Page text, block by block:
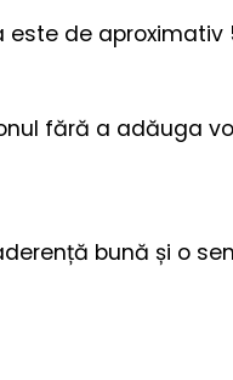
de
fără a adăuga
bună și o